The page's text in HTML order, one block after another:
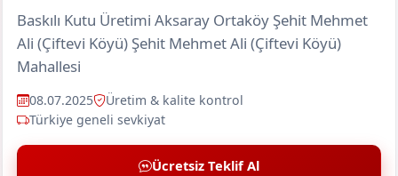
Baskılı Kutu Üretimi Aksaray Ortaköy Şehit Mehmet
Ali (Çiftevi Köyü) Şehit Mehmet Ali (Çiftevi Köyü)
Mahallesi
08.07.2025
Üretim & kalite kontrol
Türkiye geneli sevkiyat
Ücretsiz Teklif Al